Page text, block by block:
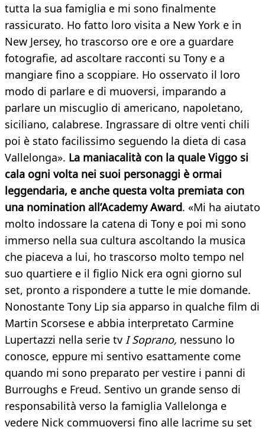
tutta la sua famiglia e mi sono finalmente
rassicurato. Ho fatto loro visita a New York e in
New Jersey, ho trascorso ore e ore a guardare
fotografie, ad ascoltare racconti su Tony e a
mangiare fino a scoppiare. Ho osservato il loro
modo di parlare e di muoversi, imparando a
parlare un miscuglio di americano, napoletano,
siciliano, calabrese. Ingrassare di oltre venti chili
poi è stato facilissimo seguendo la dieta di casa
Vallelonga». La maniacalità con la quale Viggo si
cala ogni volta nei suoi personaggi è ormai
leggendaria, e anche questa volta premiata con
una nomination all’Academy Award. «Mi ha aiutato
molto indossare la catena di Tony e poi mi sono
immerso nella sua cultura ascoltando la musica
che piaceva a lui, ho trascorso molto tempo nel
suo quartiere e il figlio Nick era ogni giorno sul
set, pronto a rispondere a tutte le mie domande.
Nonostante Tony Lip sia apparso in qualche film di
Martin Scorsese e abbia interpretato Carmine
Lupertazzi nella serie tv I Soprano, nessuno lo
conosce, eppure mi sentivo esattamente come
quando mi sono preparato per vestire i panni di
Burroughs e Freud. Sentivo un grande senso di
responsabilità verso la famiglia Vallelonga e
vedere Nick commuoversi fino alle lacrime su set